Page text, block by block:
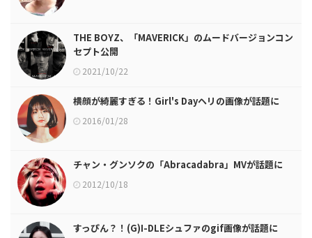
THE BOYZ、「MAVERICK」のムードバージョンコン
セプト公開
2021/10/22
横顔が綺麗すぎる！Girl's Dayヘリの画像が話題に
2016/01/28
チャン・グンソクの「Abracadabra」MVが話題に
2012/10/18
すっぴん？！(G)I-DLEシュファのgif画像が話題に